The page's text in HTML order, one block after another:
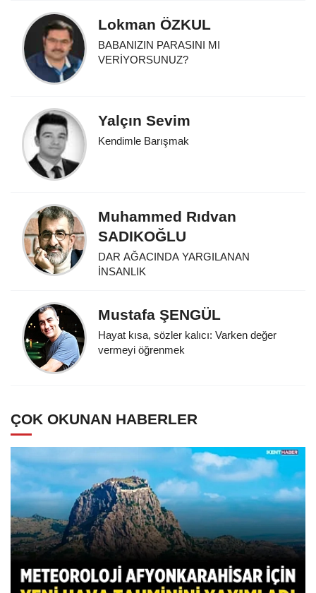
Lokman ÖZKUL
BABANIZIN PARASINI MI
VERİYORSUNUZ?
Yalçın Sevim
Kendimle Barışmak
Muhammed Rıdvan
SADIKOĞLU
DAR AĞACINDA YARGILANAN
İNSANLIK
Mustafa ŞENGÜL
Hayat kısa, sözler kalıcı: Varken değer
vermeyi öğrenmek
ÇOK OKUNAN HABERLER